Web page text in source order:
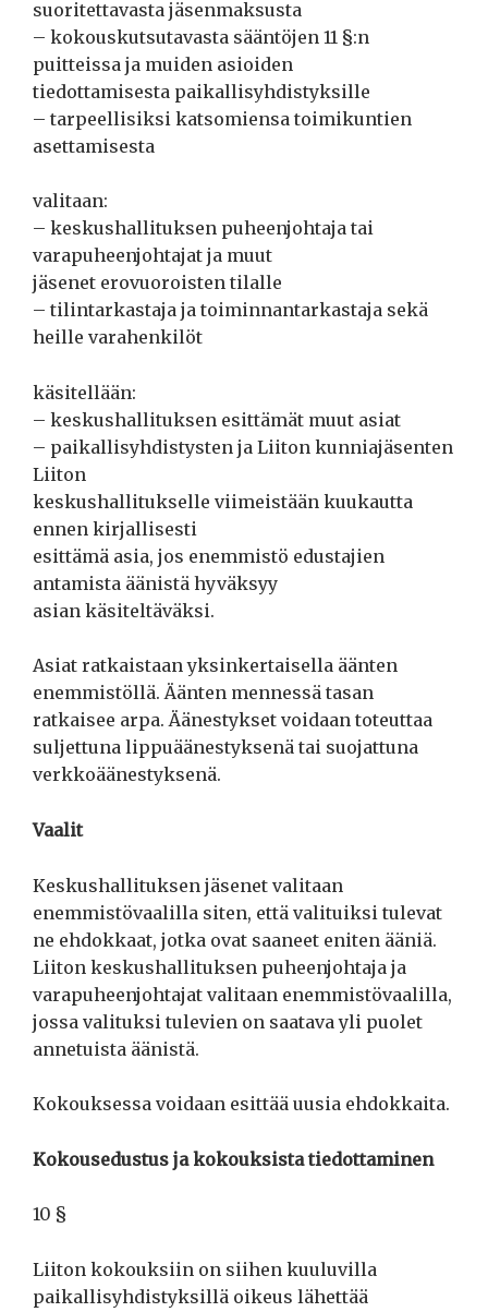
suoritettavasta jäsenmaksusta
– kokouskutsutavasta sääntöjen 11 §:n
puitteissa ja muiden asioiden
tiedottamisesta paikallisyhdistyksille
– tarpeellisiksi katsomiensa toimikuntien
asettamisesta
valitaan:
– keskushallituksen puheenjohtaja tai
varapuheenjohtajat ja muut
jäsenet erovuoroisten tilalle
– tilintarkastaja ja toiminnantarkastaja sekä
heille varahenkilöt
käsitellään:
– keskushallituksen esittämät muut asiat
– paikallisyhdistysten ja Liiton kunniajäsenten
Liiton
keskushallitukselle viimeistään kuukautta
ennen kirjallisesti
esittämä asia, jos enemmistö edustajien
antamista äänistä hyväksyy
asian käsiteltäväksi.
Asiat ratkaistaan yksinkertaisella äänten
enemmistöllä. Äänten mennessä tasan
ratkaisee arpa. Äänestykset voidaan toteuttaa
suljettuna lippuäänestyksenä tai suojattuna
verkkoäänestyksenä.
Vaalit
Keskushallituksen jäsenet valitaan
enemmistövaalilla siten, että valituiksi tulevat
ne ehdokkaat, jotka ovat saaneet eniten ääniä.
Liiton keskushallituksen puheenjohtaja ja
varapuheenjohtajat valitaan enemmistövaalilla,
jossa valituksi tulevien on saatava yli puolet
annetuista äänistä.
Kokouksessa voidaan esittää uusia ehdokkaita.
Kokousedustus ja kokouksista tiedottaminen
10 §
Liiton kokouksiin on siihen kuuluvilla
paikallisyhdistyksillä oikeus lähettää